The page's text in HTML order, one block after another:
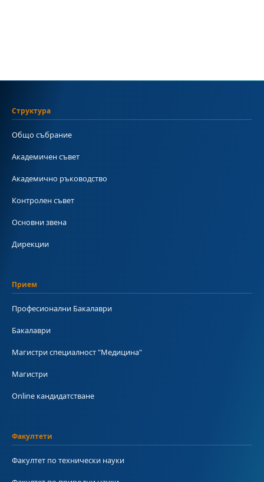
Структура
Общо събрание
Академичен съвет
Академично ръководство
Контролен съвет
Основни звена
Дирекции
Прием
Професионални Бакалаври
Бакалаври
Магистри специалност "Медицина"
Магистри
Online кандидатстване
Факултети
Факултет по технически науки